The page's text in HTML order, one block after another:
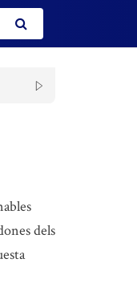
dels